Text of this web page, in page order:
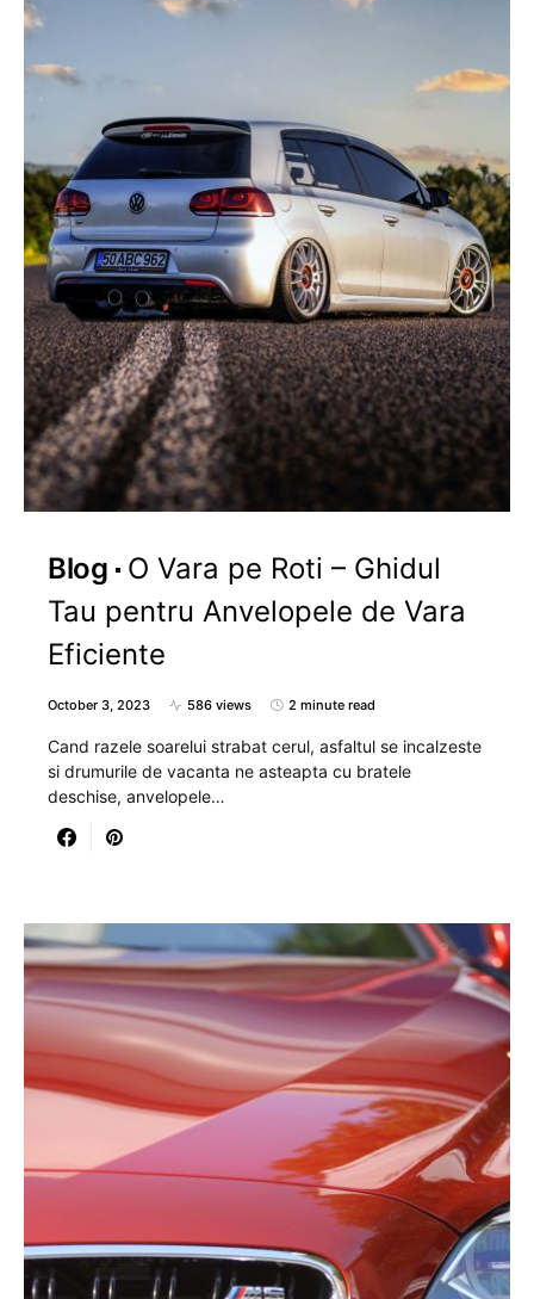
Blog
O Vara pe Roti – Ghidul
Tau pentru Anvelopele de Vara
Eficiente
October 3, 2023 586 views 2 minute read
Cand razele soarelui strabat cerul, asfaltul se incalzeste
si drumurile de vacanta ne asteapta cu bratele
deschise, anvelopele…